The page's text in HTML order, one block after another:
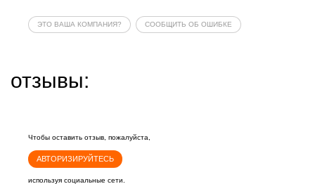
ЭТО ВАША КОМПАНИЯ? СООБЩИТЬ ОБ ОШИБКЕ
отзывы:
Чтобы оставить отзыв, пожалуйста,
АВТОРИЗИРУЙТЕСЬ
используя социальные сети.